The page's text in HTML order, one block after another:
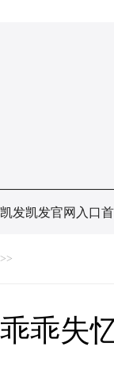
凯发凯发官网入口
>>
乖乖失